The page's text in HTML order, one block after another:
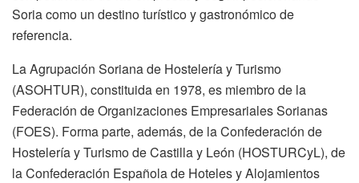
Soria como un destino turístico y gastronómico de
referencia.
La Agrupación Soriana de Hostelería y Turismo
(ASOHTUR), constituida en 1978, es miembro de la
Federación de Organizaciones Empresariales Sorianas
(FOES). Forma parte, además, de la Confederación de
Hostelería y Turismo de Castilla y León (HOSTURCyL), de
la Confederación Española de Hoteles y Alojamientos